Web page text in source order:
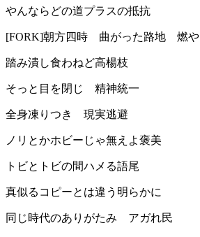
やんならどの道プラスの抵抗
[FORK]朝方四時 曲がった路地 燃や
踏み潰し食わねど高楊枝
そっと目を閉じ 精神統一
全身凍りつき 現実逃避
ノリとかホビーじゃ無えよ褒美
トビとトビの間ハメる語尾
真似るコピーとは違う明らかに
同じ時代のありがたみ アガれ民